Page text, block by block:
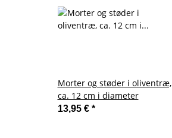
Morter og støder i oliventræ,
ca. 12 cm i diameter
13,95 € *